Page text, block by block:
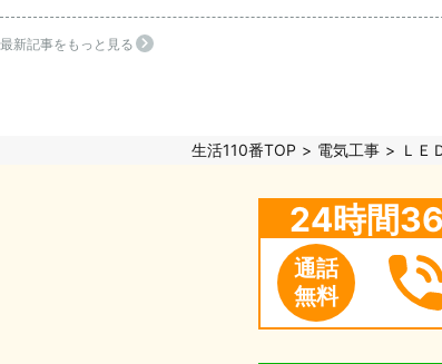
最新記事をもっと見る
生活110番TOP 電気工事 ＬＥ
24時間
通話
無料